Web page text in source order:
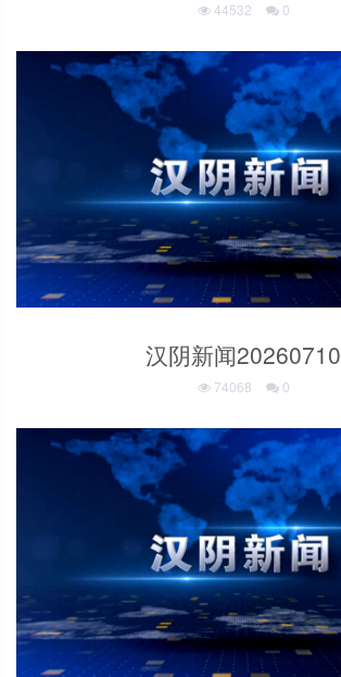
44532 0
汉阴新闻20260710
74068 0